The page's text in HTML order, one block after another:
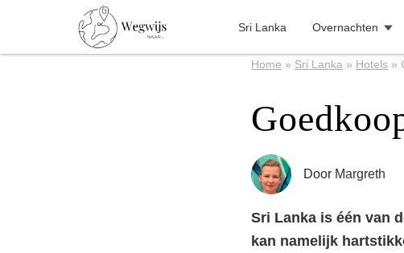
Sri Lanka Overnachten
Home » Sri Lanka » Hotels »
Door Margreth
Sri Lanka is één van
kan namelijk